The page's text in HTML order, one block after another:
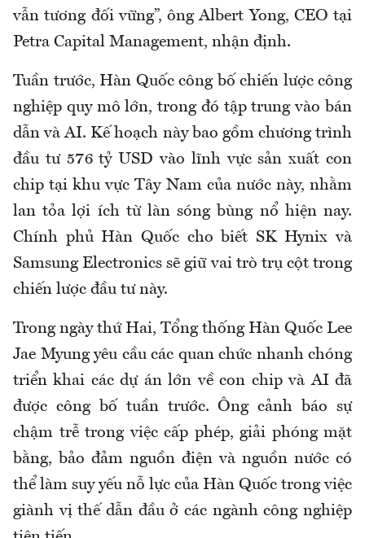
vẫn tương đối vững”, ông Albert Yong, CEO tại
Petra Capital Management, nhận định.
Tuần trước, Hàn Quốc công bố chiến lược công
nghiệp quy mô lớn, trong đó tập trung vào bán
dẫn và AI. Kế hoạch này bao gồm chương trình
đầu tư 576 tỷ USD vào lĩnh vực sản xuất con
chip tại khu vực Tây Nam của nước này, nhằm
lan tỏa lợi ích từ làn sóng bùng nổ hiện nay.
Chính phủ Hàn Quốc cho biết SK Hynix và
Samsung Electronics sẽ giữ vai trò trụ cột trong
chiến lược đầu tư này.
Trong ngày thứ Hai, Tổng thống Hàn Quốc Lee
Jae Myung yêu cầu các quan chức nhanh chóng
triển khai các dự án lớn về con chip và AI đã
được công bố tuần trước. Ông cảnh báo sự
chậm trễ trong việc cấp phép, giải phóng mặt
bằng, bảo đảm nguồn điện và nguồn nước có
thể làm suy yếu nỗ lực của Hàn Quốc trong việc
giành vị thế dẫn đầu ở các ngành công nghiệp